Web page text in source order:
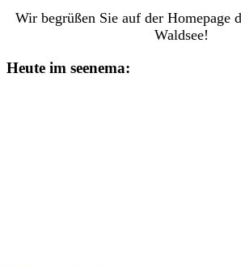
Wir begrüßen Sie auf der Homepage
Waldsee!
Heute im seenema: